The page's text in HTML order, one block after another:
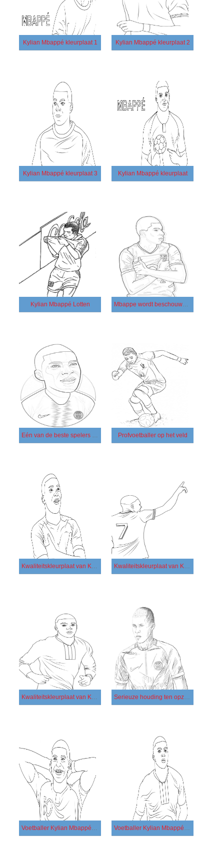
Kylian Mbappé kleurplaat 1 Kylian Mbappé kleurplaat 2
Kylian Mbappé kleurplaat 3 Kylian Mbappé kleurplaat
Kylian Mbappé Lotten Mbappe wordt beschouwd als de beste jonge speler van het WK 2018
Eén van de beste spelers ter wereld Profvoetballer op het veld
Kwaliteitskleurplaat van Kylian Mbappe 1 Kwaliteitskleurplaat van Kylian Mbappe 2
Kwaliteitskleurplaat van Kylian Mbappé Serieuze houding ten opzichte van de wedstrijd
Voetballer Kylian Mbappé kleurplaat 1 Voetballer Kylian Mbappé kleurplaat